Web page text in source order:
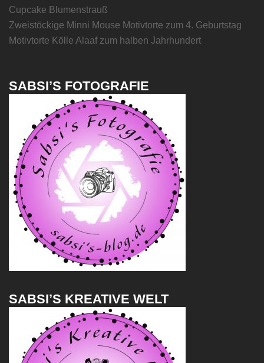
Cupcake Blumenstrauß
Zweistöckige Minni Mouse Motivtorte zum 4. Geburtstag
Motivtorte Kölle Alaaf zum halben Jahrhundert
SABSI’S FOTOGRAFIE
SABSI’S KREATIVE WELT